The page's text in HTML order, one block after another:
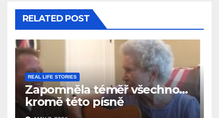
RELATED POST
REAL LIFE STORIES
Zapomněla téměř všechno…
kromě této písně